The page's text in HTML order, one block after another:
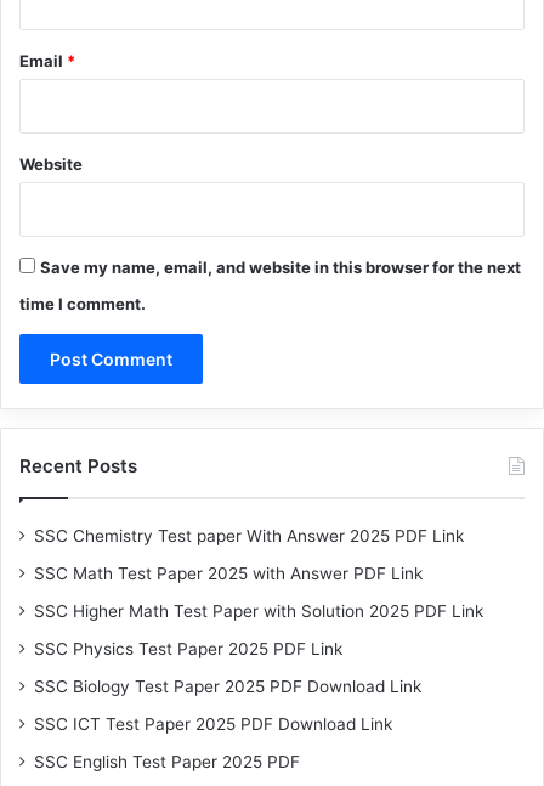
Email *
Website
Save my name, email, and website in this browser for the next
time I comment.
Recent Posts
SSC Chemistry Test paper With Answer 2025 PDF Link
SSC Math Test Paper 2025 with Answer PDF Link
SSC Higher Math Test Paper with Solution 2025 PDF Link
SSC Physics Test Paper 2025 PDF Link
SSC Biology Test Paper 2025 PDF Download Link
SSC ICT Test Paper 2025 PDF Download Link
SSC English Test Paper 2025 PDF